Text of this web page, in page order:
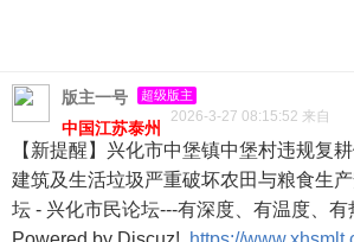
版主一号 超级版主
2026-3-27 08:15:52 来自
中国江苏泰州
【新提醒】兴化市中堡镇中堡村违规复
建筑及生活垃圾严重破坏农田与粮食生
坛 - 兴化市民论坛---有深度、有温度、